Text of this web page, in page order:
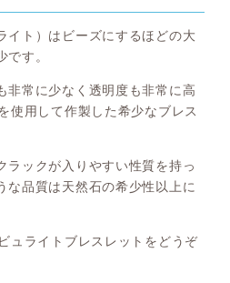
イト）はビーズにするほどの大
です。
非常に少なく透明度も非常に高
使用して作製した希少なブレス
ラックが入りやすい性質を持っ
な品質は天然石の希少性以上に
ュライトブレスレットをどうぞ